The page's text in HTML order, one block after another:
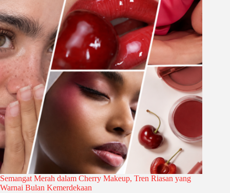
Semangat Merah dalam Cherry Makeup, Tren Riasan yang
Warnai Bulan Kemerdekaan